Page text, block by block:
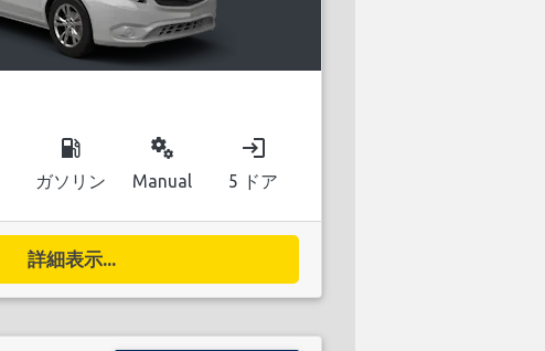
local_gas_station
ガソリン
miscellaneous_services
Manual
login
5 ドア
詳細表示...